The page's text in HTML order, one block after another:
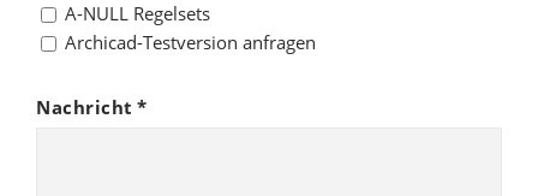
A-NULL Regelsets
Archicad-Testversion anfragen
Nachricht *